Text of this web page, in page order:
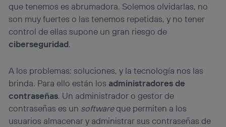
que tenemos es abrumadora. Solemos olvidarlas, no
son muy fuertes o las tenemos repetidas, y no tener
control de ellas supone un gran riesgo de
ciberseguridad.
A los problemas: soluciones, y la tecnología nos las
brinda. Para ello están los administradores de
contraseñas. Un administrador o gestor de
contraseñas es un softwareque permiten a los
usuarios almacenar y administrar sus contraseñas de